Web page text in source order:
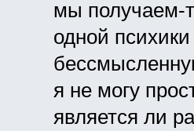
мы получаем-
одной
я не могу
является ли